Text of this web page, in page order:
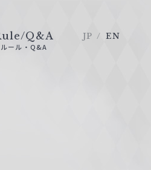
Q&A
ルール・Q&A
JP EN